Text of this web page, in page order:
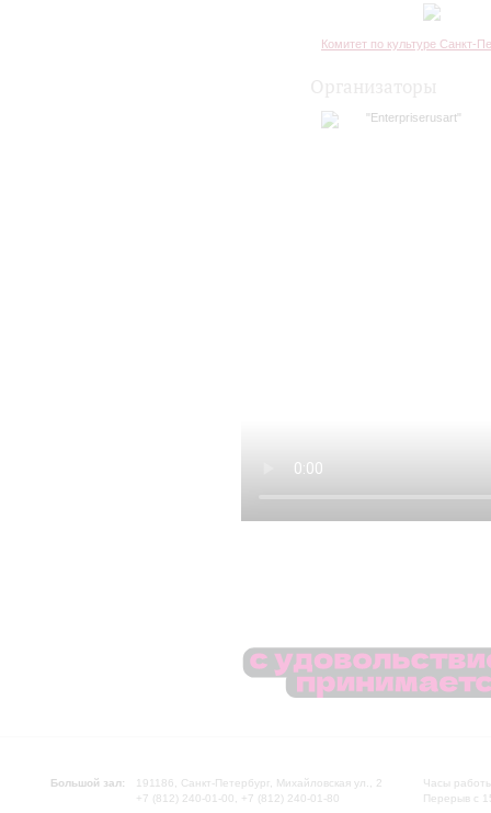
Комитет по культуре Санкт-
"Enterpriserusart"
Большой зал:
191186, Санкт-Петербург, Михайловская ул., 2
+7 (812) 240-01-00, +7 (812) 240-01-80
Часы
Перерыв с